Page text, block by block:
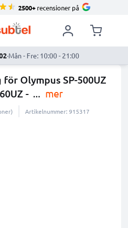
2500+ recensioner på
·Mån - Fre: 10:00 - 21:00
Olympus SP-500UZ
- ... mer
Artikelnummer: 915317